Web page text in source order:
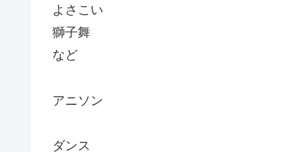
よさこい
獅子舞
など
アニソン
ダンス